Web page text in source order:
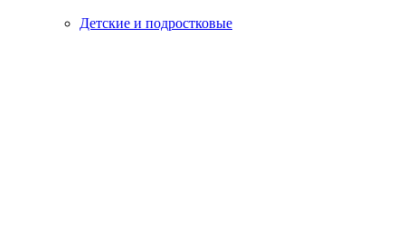
Детские и подростковые